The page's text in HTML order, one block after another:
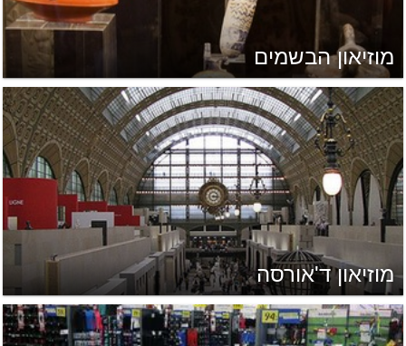
מוזיאון הבשמים
מוזיאון ד'אורסה